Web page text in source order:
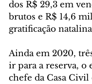
dos R$ 29,3 em
brutos e R$ 14,6
gratificação
Ainda em 2020,
ir para a reserva,
chefe da Casa